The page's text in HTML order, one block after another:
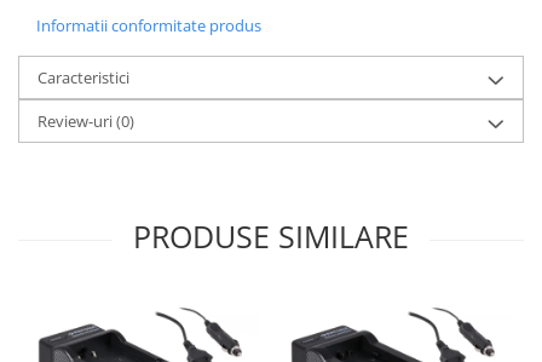
Informatii conformitate produs
Caracteristici
Review-uri(0)
PRODUSE SIMILARE